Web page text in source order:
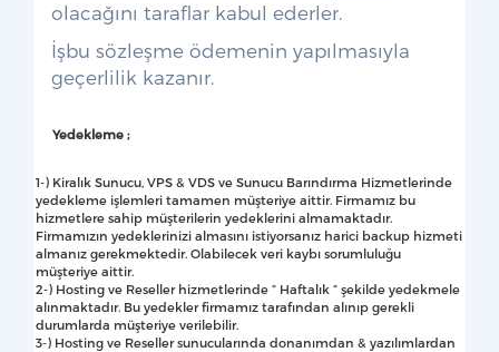
olacağını taraflar kabul ederler.
İşbu sözleşme ödemenin yapılmasıyla
geçerlilik kazanır.
Yedekleme ;
1-) Kiralık Sunucu, VPS & VDS ve Sunucu Barındırma Hizmetlerinde
yedekleme işlemleri tamamen müşteriye aittir. Firmamız bu
hizmetlere sahip müşterilerin yedeklerini almamaktadır.
Firmamızın yedeklerinizi almasını istiyorsanız harici backup hizmeti
almanız gerekmektedir. Olabilecek veri kaybı sorumluluğu
müşteriye aittir.
2-) Hosting ve Reseller hizmetlerinde ” Haftalık ” şekilde yedekmele
alınmaktadır. Bu yedekler firmamız tarafından alınıp gerekli
durumlarda müşteriye verilebilir.
3-) Hosting ve Reseller sunucularında donanımdan & yazılımlardan